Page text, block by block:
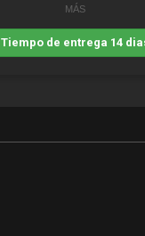
MÁS
Tiempo de entrega 14